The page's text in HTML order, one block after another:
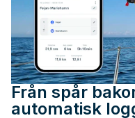
Från spår
automatisk